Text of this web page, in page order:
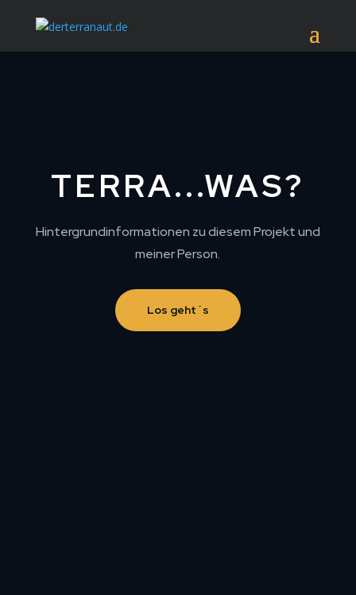
TERRA...WAS?
Hintergrundinformationen zu diesem Projekt und
meiner Person.
Los geht´s